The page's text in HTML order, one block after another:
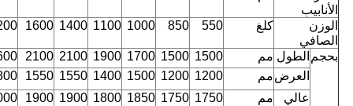
الأنابيب
الوزن
الصافي
كلغ 550
850
1000
1100
1400
1600
بحجم الطول مم 1500
1500
1700
1900
2100
2100
العرضمم 1200
1200
1500
1400
1550
1550
عالي
مم 1750
1750
1850
1800
1900
1900